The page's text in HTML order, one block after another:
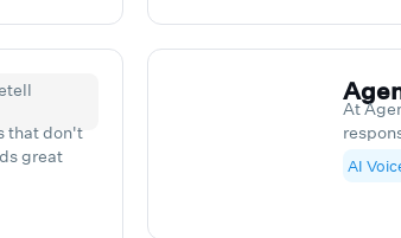
a proven
actually
that don't
great
data
At
touch.
AI